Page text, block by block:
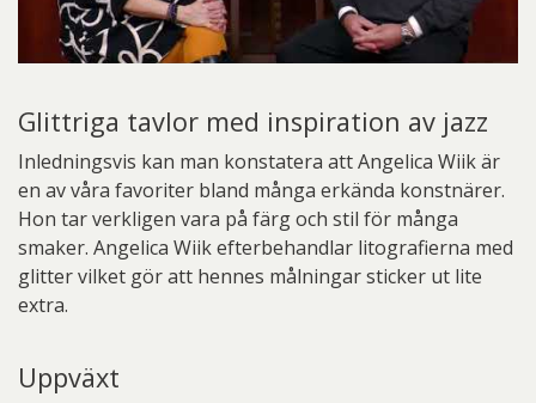
Glittriga tavlor med inspiration av jazz
Inledningsvis kan man konstatera att Angelica Wiik är
en av våra favoriter bland många erkända konstnärer.
Hon tar verkligen vara på färg och stil för många
smaker. Angelica Wiik efterbehandlar litografierna med
glitter vilket gör att hennes målningar sticker ut lite
extra.
Uppväxt